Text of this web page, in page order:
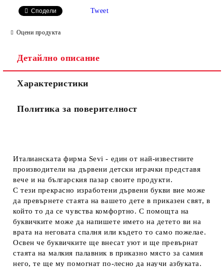
Сподели Tweet
Оцени продукта
Детайлно описание
Характеристики
Политика за поверителност
Италианската фирма Sevi - един от най-известните
производители на дървени детски играчки представя
вече и на българския пазар своите продукти.
С тези прекрасно изработени дървени букви вие може
да превърнете стаята на вашето дете в приказен свят, в
който то да се чувства комфортно. С помощта на
буквичките може да напишете името на детето ви на
врата на неговата спалня или където то само пожелае.
Освен че буквичките ще внесат уют и ще превърнат
стаята на малкия палавник в приказно място за самия
него, те ще му помогнат по-лесно да научи азбуката.